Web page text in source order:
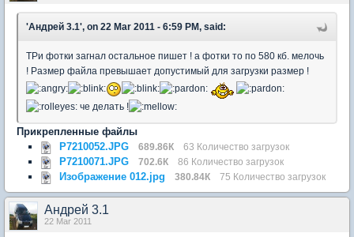
'Андрей 3.1', on 22 Mar 2011 - 6:59 PM, said:
ТРи фотки загнал остальное пишет ! а фотки то по 580 кб. мелочь
! Размер файла превышает допустимый для загрузки размер !
че делать !
Прикрепленные файлы
P7210052.JPG
689.86К 63 Количество загрузок
P7210071.JPG 702.6К 86 Количество загрузок
Изображение 012.jpg 380.84К 75 Количество загрузок
Андрей 3.1
22 Mar 2011